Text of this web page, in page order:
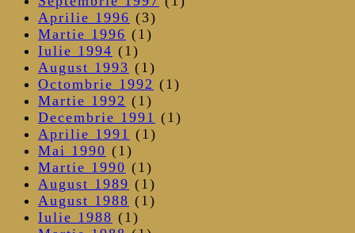
Aprilie 1996 (3)
Martie 1996 (1)
Iulie 1994 (1)
August 1993 (1)
Octombrie 1992 (1)
Martie 1992 (1)
Decembrie 1991 (1)
Aprilie 1991 (1)
Mai 1990 (1)
Martie 1990 (1)
August 1989 (1)
August 1988 (1)
Iulie 1988 (1)